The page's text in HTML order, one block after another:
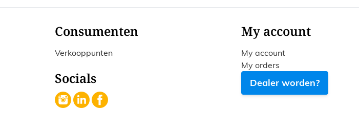
Consumenten
Verkooppunten
Socials
My account
My account
My orders
Dealer worden?